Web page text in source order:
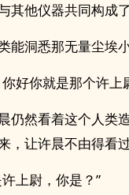
其他仪器共同构成
能洞悉那无量尘埃
你好你就是那个许上
仍然看着这个人类
，让许晨不由得看过
许上尉，你是？”